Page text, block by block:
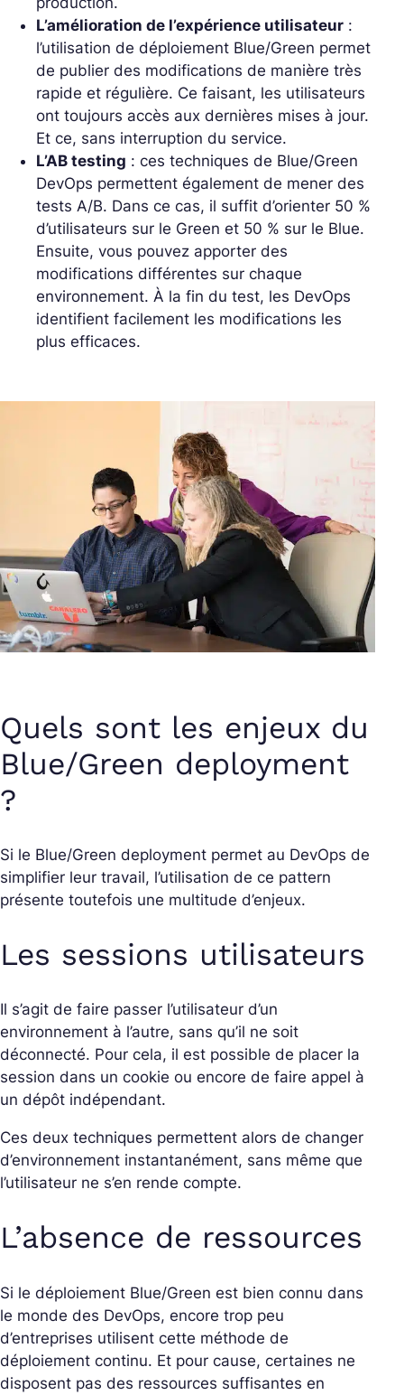
L’amélioration de l’expérience utilisateur :
l’utilisation de déploiement Blue/Green permet
de publier des modifications de manière très
rapide et régulière. Ce faisant, les utilisateurs
ont toujours accès aux dernières mises à jour.
Et ce, sans interruption du service.
L’AB testing : ces techniques de Blue/Green
DevOps permettent également de mener des
tests A/B. Dans ce cas, il suffit d’orienter 50 %
d’utilisateurs sur le Green et 50 % sur le Blue.
Ensuite, vous pouvez apporter des
modifications différentes sur chaque
environnement. À la fin du test, les DevOps
identifient facilement les modifications les
plus efficaces.
Quels sont les enjeux du
Blue/Green deployment
?
Si le Blue/Green deployment permet au DevOps de
simplifier leur travail, l’utilisation de ce pattern
présente toutefois une multitude d’enjeux.
Les sessions utilisateurs
Il s’agit de faire passer l’utilisateur d’un
environnement à l’autre, sans qu’il ne soit
déconnecté. Pour cela, il est possible de placer la
session dans un cookie ou encore de faire appel à
un dépôt indépendant.
Ces deux techniques permettent alors de changer
d’environnement instantanément, sans même que
l’utilisateur ne s’en rende compte.
L’absence de ressources
Si le déploiement Blue/Green est bien connu dans
le monde des DevOps, encore trop peu
d’entreprises utilisent cette méthode de
déploiement continu. Et pour cause, certaines ne
disposent pas des ressources suffisantes en